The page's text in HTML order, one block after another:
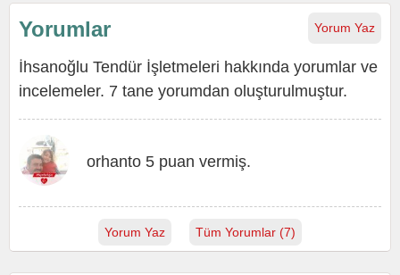
Yorum Yaz
Yorumlar
İhsanoğlu Tendür İşletmeleri hakkında yorumlar ve
incelemeler. 7 tane yorumdan oluşturulmuştur.
orhanto 5 puan vermiş.
Yorum Yaz Tüm Yorumlar (7)